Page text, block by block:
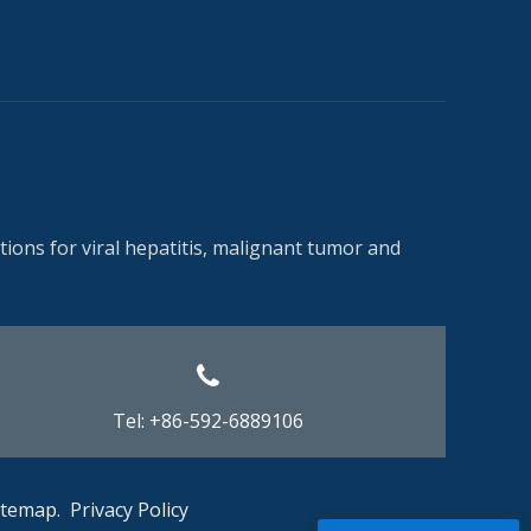
for viral hepatitis, malignant tumor and
Tel: +86-592-6889106
. Privacy Policy​​​​​​​